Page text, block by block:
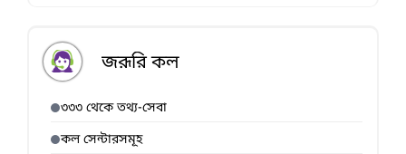
জরূরি কল
৩৩৩ থেকে তথ্য-সেবা
কল সেন্টারসমূহ